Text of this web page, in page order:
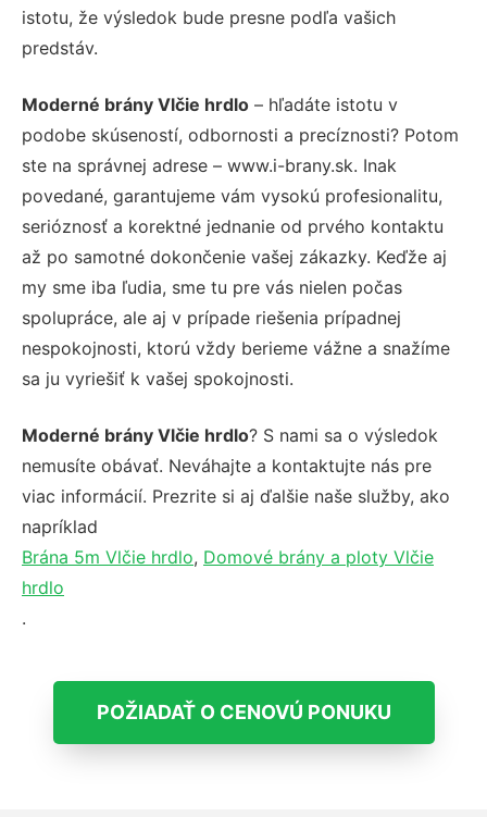
istotu, že výsledok bude presne podľa vašich
predstáv.
Moderné brány Vlčie hrdlo – hľadáte istotu v
podobe skúseností, odbornosti a precíznosti? Potom
ste na správnej adrese – www.i-brany.sk. Inak
povedané, garantujeme vám vysokú profesionalitu,
serióznosť a korektné jednanie od prvého kontaktu
až po samotné dokončenie vašej zákazky. Keďže aj
my sme iba ľudia, sme tu pre vás nielen počas
spolupráce, ale aj v prípade riešenia prípadnej
nespokojnosti, ktorú vždy berieme vážne a snažíme
sa ju vyriešiť k vašej spokojnosti.
Moderné brány Vlčie hrdlo? S nami sa o výsledok
nemusíte obávať. Neváhajte a kontaktujte nás pre
viac informácií. Prezrite si aj ďalšie naše služby, ako
napríklad
Brána 5m Vlčie hrdlo, Domové brány a ploty Vlčie
hrdlo
.
POŽIADAŤ O CENOVÚ PONUKU